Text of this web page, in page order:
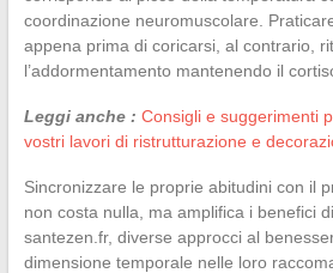
coordinazione neuromuscolare.
appena prima di coricarsi, al contrario,
l’addormentamento mantenendo il
Leggi anche : Consigli e suggerimenti
vostri lavori di ristrutturazione e
Sincronizzare le proprie abitudini con il
non costa nulla, ma amplifica i benefici
santezen.fr, diverse approcci al
dimensione temporale nelle loro